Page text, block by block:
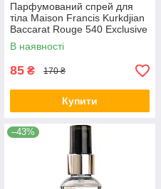
Парфумований спрей для
тіла Maison Francis Kurkdjian
Baccarat Rouge 540 Exclusive
EURO 275 мл
В наявності
85 ₴ 170 ₴
Купити
–43%